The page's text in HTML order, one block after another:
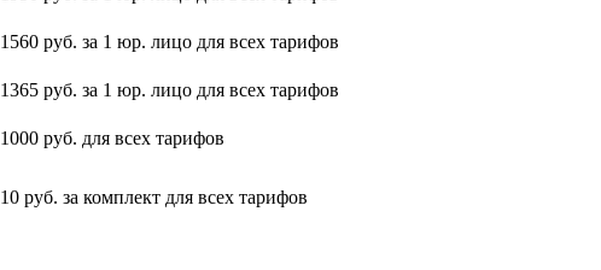
1560 руб. за 1 юр. лицо для всех тарифов
1365 руб. за 1 юр. лицо для всех тарифов
1000 руб. для всех тарифов
10 руб. за комплект для всех тарифов